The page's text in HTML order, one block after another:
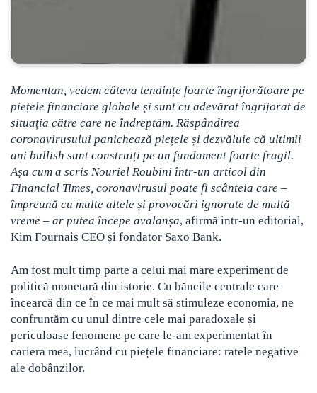
Momentan, vedem câteva tendințe foarte îngrijorătoare pe
piețele financiare globale și sunt cu adevărat îngrijorat de
situația către care ne îndreptăm. Răspândirea
coronavirusului panichează piețele și dezvăluie că ultimii
ani bullish sunt construiți pe un fundament foarte fragil.
Așa cum a scris Nouriel Roubini într-un articol din
Financial Times, coronavirusul poate fi scânteia care –
împreună cu multe altele și provocări ignorate de multă
vreme – ar putea începe avalanșa, afirmă intr-un editorial,
Kim Fournais CEO și fondator Saxo Bank.
Am fost mult timp parte a celui mai mare experiment de
politică monetară din istorie. Cu băncile centrale care
încearcă din ce în ce mai mult să stimuleze economia, ne
confruntăm cu unul dintre cele mai paradoxale și
periculoase fenomene pe care le-am experimentat în
cariera mea, lucrând cu piețele financiare: ratele negative
ale dobânzilor.